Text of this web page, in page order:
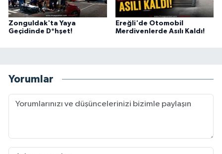
Zonguldak'ta Yaya
Geçidinde D*hşet!
Ereğli'de Otomobil
Merdivenlerde Asılı Kaldı!
Yorumlar